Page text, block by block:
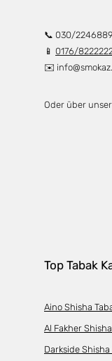
📞 030/
📱 0176/
✉️
Oder über unser
Top Tabak
Aino Shisha
Al Fakher
Darkside Shisha